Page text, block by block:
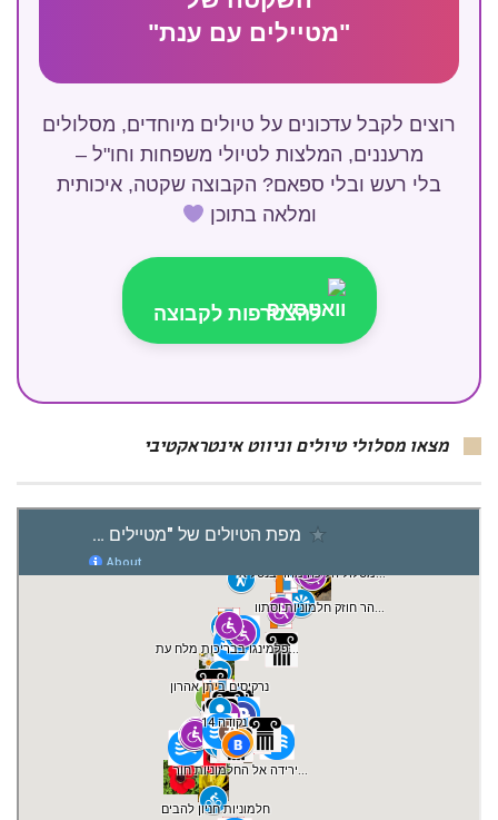
"מטיילים עם ענת"
רוצים לקבל עדכונים על טיולים מיוחדים, מסלולים
מרעננים, המלצות לטיולי משפחות וחו"ל –
בלי רעש ובלי ספאם? הקבוצה שקטה, איכותית
ומלאה בתוכן
להצטרפות לקבוצה
מצאו מסלולי טיולים וניווט אינטראקטיבי